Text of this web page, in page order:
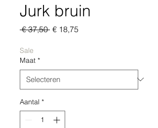
Jurk bruin
€ 37,50 Normale
€ 18,75
Sale
Maat *
Aantal *